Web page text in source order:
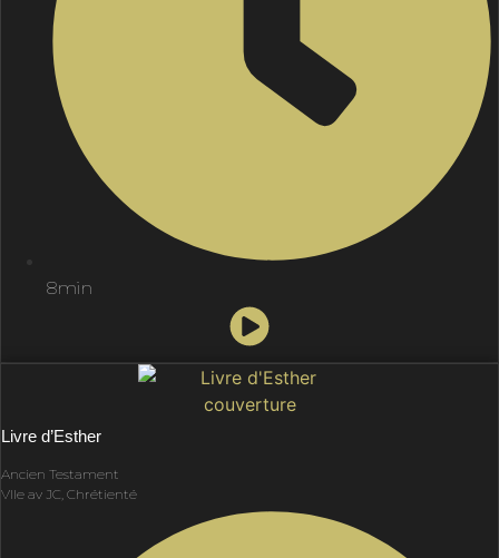
8min
Livre d’Esther
Ancien Testament
VIIe av JC, Chrétienté